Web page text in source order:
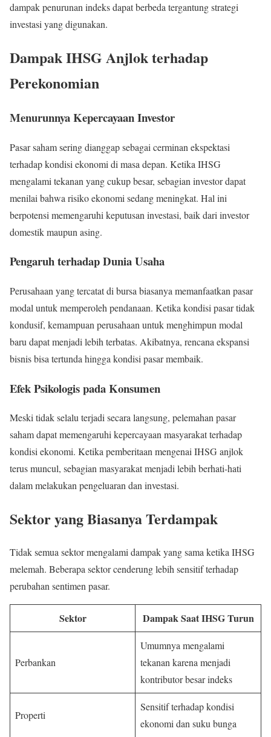
dampak penurunan indeks dapat berbeda tergantung strategi
investasi yang digunakan.
Dampak IHSG Anjlok terhadap
Perekonomian
Menurunnya Kepercayaan Investor
Pasar saham sering dianggap sebagai cerminan ekspektasi
terhadap kondisi ekonomi di masa depan. Ketika IHSG
mengalami tekanan yang cukup besar, sebagian investor dapat
menilai bahwa risiko ekonomi sedang meningkat. Hal ini
berpotensi memengaruhi keputusan investasi, baik dari investor
domestik maupun asing.
Pengaruh terhadap Dunia Usaha
Perusahaan yang tercatat di bursa biasanya memanfaatkan pasar
modal untuk memperoleh pendanaan. Ketika kondisi pasar tidak
kondusif, kemampuan perusahaan untuk menghimpun modal
baru dapat menjadi lebih terbatas. Akibatnya, rencana ekspansi
bisnis bisa tertunda hingga kondisi pasar membaik.
Efek Psikologis pada Konsumen
Meski tidak selalu terjadi secara langsung, pelemahan pasar
saham dapat memengaruhi kepercayaan masyarakat terhadap
kondisi ekonomi. Ketika pemberitaan mengenai IHSG anjlok
terus muncul, sebagian masyarakat menjadi lebih berhati-hati
dalam melakukan pengeluaran dan investasi.
Sektor yang Biasanya Terdampak
Tidak semua sektor mengalami dampak yang sama ketika IHSG
melemah. Beberapa sektor cenderung lebih sensitif terhadap
perubahan sentimen pasar.
Sektor Dampak Saat IHSG Turun
Perbankan
Umumnya mengalami
tekanan karena menjadi
kontributor besar indeks
Properti
Sensitif terhadap kondisi
ekonomi dan suku bunga